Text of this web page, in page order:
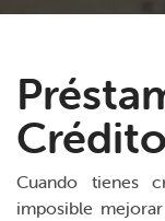
Cuando tienes
imposible